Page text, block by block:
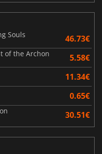
Souls
46.73€
of the Archon 5.58€
11.34€
0.65€
30.51€